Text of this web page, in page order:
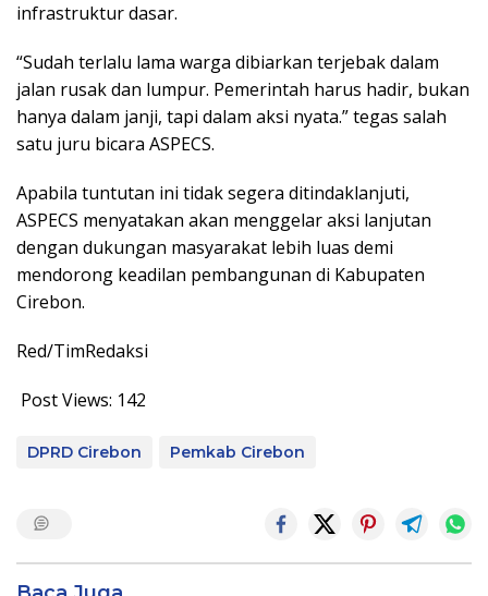
infrastruktur dasar.
“Sudah terlalu lama warga dibiarkan terjebak dalam
jalan rusak dan lumpur. Pemerintah harus hadir, bukan
hanya dalam janji, tapi dalam aksi nyata.” tegas salah
satu juru bicara ASPECS.
Apabila tuntutan ini tidak segera ditindaklanjuti,
ASPECS menyatakan akan menggelar aksi lanjutan
dengan dukungan masyarakat lebih luas demi
mendorong keadilan pembangunan di Kabupaten
Cirebon.
Red/TimRedaksi
Post Views: 142
DPRD Cirebon Pemkab Cirebon